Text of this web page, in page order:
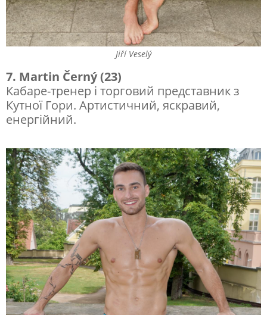
Jiří Veselý
7. Martin Černý (23)
Кабаре-тренер і торговий представник з
Кутної Гори. Артистичний, яскравий,
енергійний.